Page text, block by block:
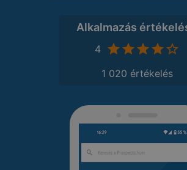
Alkalmazás
4
1 020 értékelés